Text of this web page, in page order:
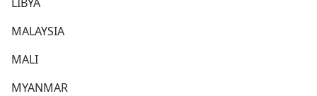
MALAYSIA
MALI
MYANMAR